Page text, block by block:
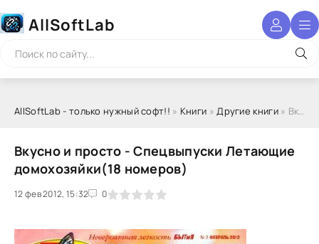
AllSoftLab
AllSoftLab - только нужный софт!! » Книги »Другие книги» Вкусно и просто - Спецвыпуски Летающие домохозяйки(18 номеров)
Вкусно и просто - Спецвыпуски Летающие
домохозяйки(18 номеров)
12 фев 2012, 15:32 0
1 2 3 4 5